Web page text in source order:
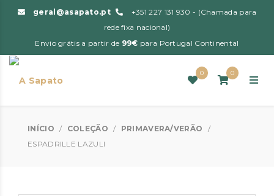
geral@asapato.pt
+351 227 131 930 - (Chamada para
rede fixa nacional)
Envio grátis a partir de 99€ para Portugal Continental
0 0
INÍCIO / COLEÇÃO / PRIMAVERA/VERÃO
/
ESPADRILLE LAZULI